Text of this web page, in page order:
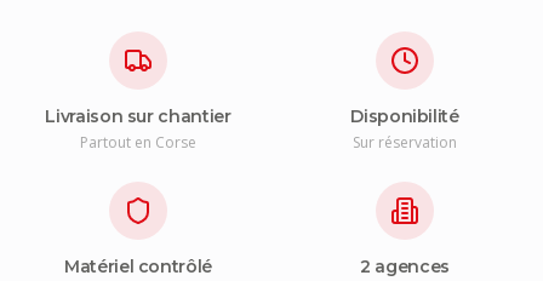
Livraison sur chantier
Partout en Corse
Disponibilité
Sur réservation
Matériel contrôlé 2 agences